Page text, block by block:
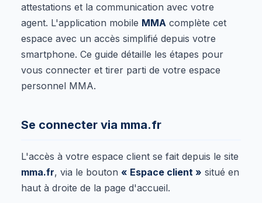
attestations et la communication avec votre
agent. L'application mobile MMA complète cet
espace avec un accès simplifié depuis votre
smartphone. Ce guide détaille les étapes pour
vous connecter et tirer parti de votre espace
personnel MMA.
Se connecter via mma.fr
L'accès à votre espace client se fait depuis le site
mma.fr, via le bouton « Espace client » situé en
haut à droite de la page d'accueil.